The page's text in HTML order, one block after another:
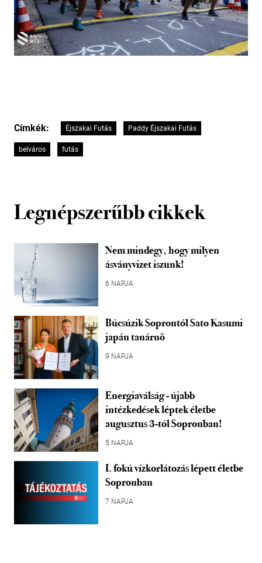
Címkék: Éjszakai Futás Paddy Éjszakai Futás
belváros futás
Legnépszerűbb cikkek
Nem mindegy, hogy milyen
ásványvizet iszunk!
6 NAPJA
Búcsúzik Soprontól Sato Kasumi
japán tanárnő
9 NAPJA
Energiaválság - újabb
intézkedések léptek életbe
augusztus 3-tól Sopronban!
5 NAPJA
I. fokú vízkorlátozás lépett életbe
Sopronban
7 NAPJA